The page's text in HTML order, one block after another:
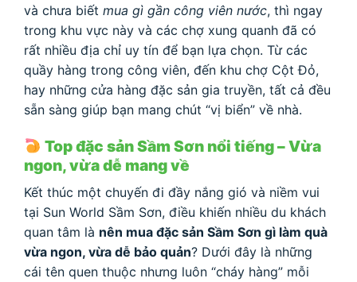
và chưa biết mua gì gần công viên nước, thì ngay
trong khu vực này và các chợ xung quanh đã có
rất nhiều địa chỉ uy tín để bạn lựa chọn. Từ các
quầy hàng trong công viên, đến khu chợ Cột Đỏ,
hay những cửa hàng đặc sản gia truyền, tất cả đều
sẵn sàng giúp bạn mang chút “vị biển” về nhà.
Top đặc sản Sầm Sơn nổi tiếng – Vừa
ngon, vừa dễ mang về
Kết thúc một chuyến đi đầy nắng gió và niềm vui
tại Sun World Sầm Sơn, điều khiến nhiều du khách
quan tâm là nên mua đặc sản Sầm Sơn gì làm quà
vừa ngon, vừa dễ bảo quản? Dưới đây là những
cái tên quen thuộc nhưng luôn “cháy hàng” mỗi